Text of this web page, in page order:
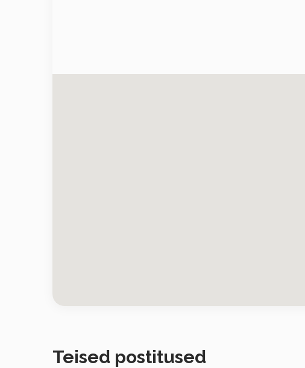
Teised postitused